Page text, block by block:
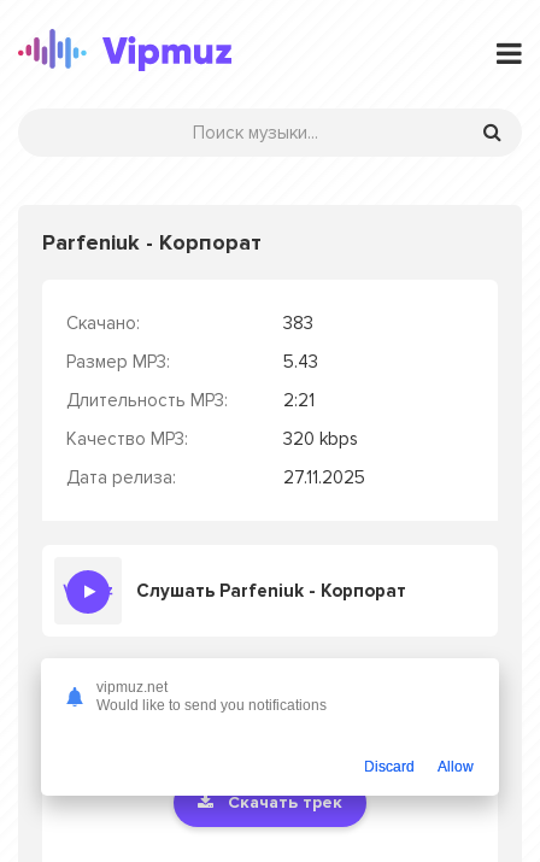
Parfeniuk - Корпорат
Скачано:
383
Размер MP3:
5.43
Длительность MP3:
2:21
Качество MP3:
320 kbps
Дата релиза:
27.11.2025
Слушать Parfeniuk - Корпорат
Скачать песню Parfeniuk - Корпорат
mp3 или слушать онлайн бесплатно
Скачать трек
vipmuz.net
Would like to send you notifications
Discard Allow